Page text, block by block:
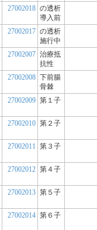
27002018 の透析
導入前
27002017 の透析
施行中
27002007 治療抵
抗性
27002008 下前腸
骨棘
27002009 第１子
27002010 第２子
27002011 第３子
27002012 第４子
27002013 第５子
27002014 第６子